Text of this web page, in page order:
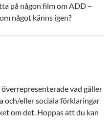
på någon film om ADD –
något känns igen?
vad gäller
och/eller sociala förklaringar
om det. Hoppas att du kan